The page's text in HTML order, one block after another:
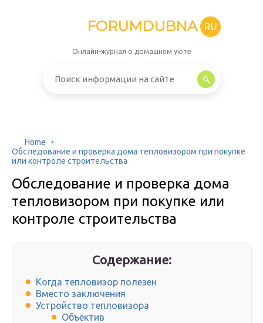
FORUMDUBNA RU
Онлайн-журнал о домашнем уюте
Home
Обследование и проверка дома тепловизором при покупке
или контроле строительства
Обследование и проверка дома
тепловизором при покупке или
контроле строительства
Содержание:
Когда тепловизор полезен
Вместо заключения
Устройство тепловизора
Объектив